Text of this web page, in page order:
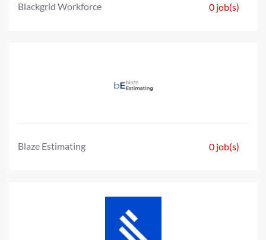
Blackgrid Workforce 0 job(s)
Blaze Estimating 0 job(s)